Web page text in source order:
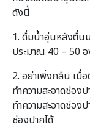
ดังนี้
1. ดื่มน้ำอุ่นหลังตื่น
ประมาณ 40 – 50 อ
2. อย่าเพิ่งกลืน เมื่
ทำความสะอาดช่อง
ทำความสะอาดช่อง
ช่องปากได้